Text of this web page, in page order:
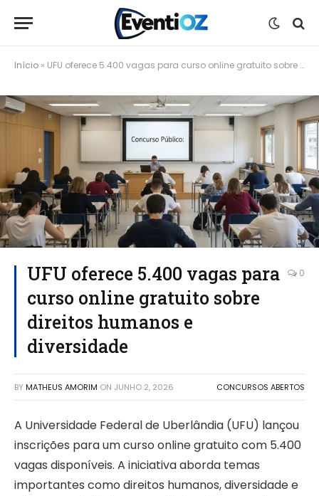
Início » UFU oferece 5.400 vagas para curso online gratuito sobre direitos humanos e diversidade
UFU oferece 5.400 vagas para
curso online gratuito sobre
direitos humanos e
diversidade
0
BY MATHEUS AMORIM ON JUNHO 2, 2026 CONCURSOS ABERTOS
A Universidade Federal de Uberlândia (UFU) lançou
inscrições para um curso online gratuito com 5.400
vagas disponíveis. A iniciativa aborda temas
importantes como direitos humanos, diversidade e